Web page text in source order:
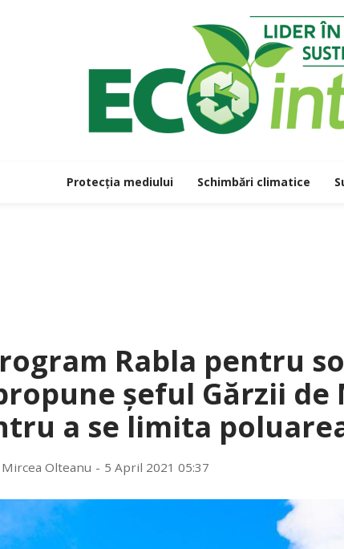
Protecția mediului Schimbări climatice
Rabla pentru
șeful Gărzii de
a se limita
Mircea Olteanu 5 April 2021 05:37